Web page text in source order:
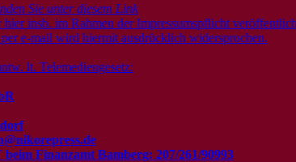
Sie unter diesem Link
insb. im Rahmen der Impressumspflicht
e-mail wird hiermit ausdrücklich widersprochen.
lt. Telemediengesetz:
Finanzamt Bamberg: 207/261/90993